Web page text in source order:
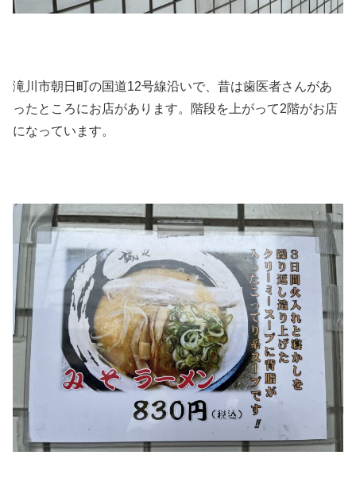
滝川市朝日町の国道12号線沿いで、昔は歯医者さんがあ
ったところにお店があります。階段を上がって2階がお店
になっています。